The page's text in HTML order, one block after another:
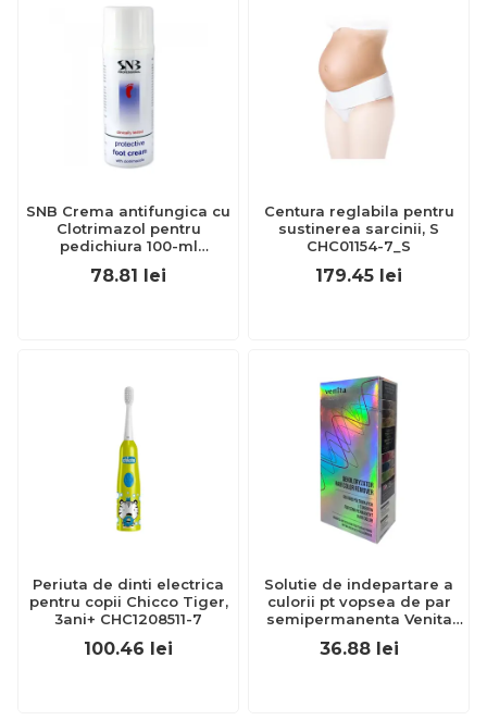
SNB Crema antifungica cu
Clotrimazol pentru
pedichiura 100-ml
EXL359_918
78.81 lei
Centura reglabila pentru
sustinerea sarcinii, S
CHC01154-7_S
179.45 lei
Periuta de dinti electrica
pentru copii Chicco Tiger,
3ani+ CHC1208511-7
100.46 lei
Solutie de indepartare a
culorii pt vopsea de par
semipermanenta Venita
Hair Color Remover, 115ml
15 ml
36.88 lei